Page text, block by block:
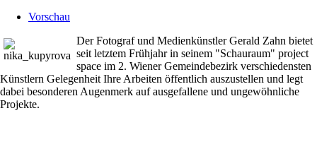
Vorschau
Der Fotograf und Medienkünstler Gerald Zahn bietet
seit letztem Frühjahr in seinem "Schauraum" project
space im 2. Wiener Gemeindebezirk verschiedensten
Künstlern Gelegenheit Ihre Arbeiten öffentlich auszustellen und legt
dabei besonderen Augenmerk auf ausgefallene und ungewöhnliche
Projekte.